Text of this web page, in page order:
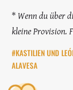
*Wenn du über
kleine Provision.
#KASTILIEN UND
ALAVESA